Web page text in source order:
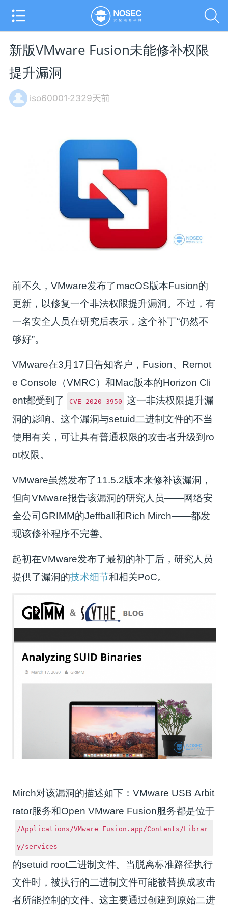
新版VMware Fusion未能修补权限
提升漏洞
iso60001·2329天前
前不久，VMware发布了macOS版本Fusion的
更新，以修复一个非法权限提升漏洞。不过，有
一名安全人员在研究后表示，这个补丁“仍然不
够好”。
VMware在3月17日告知客户，Fusion、Remot
e Console（VMRC）和Mac版本的Horizon Cli
ent都受到了
CVE-2020-3950
这一非法权限提升漏
洞的影响。这个漏洞与setuid二进制文件的不当
使用有关，可让具有普通权限的攻击者升级到ro
ot权限。
VMware虽然发布了11.5.2版本来修补该漏洞，
但向VMware报告该漏洞的研究人员——网络安
全公司GRIMM的Jeffball和Rich Mirch——都发
现该修补程序不完善。
起初在VMware发布了最初的补丁后，研究人员
提供了漏洞的技术细节和相关PoC。
Mirch对该漏洞的描述如下：VMware USB Arbit
rator服务和Open VMware Fusion服务都是位于
/Applications/VMware Fusion.app/Contents/Librar
y/services
的setuid root二进制文件。当脱离标准路径执行
文件时，被执行的二进制文件可能被替换成攻击
者所能控制的文件。这主要通过创建到原始二进